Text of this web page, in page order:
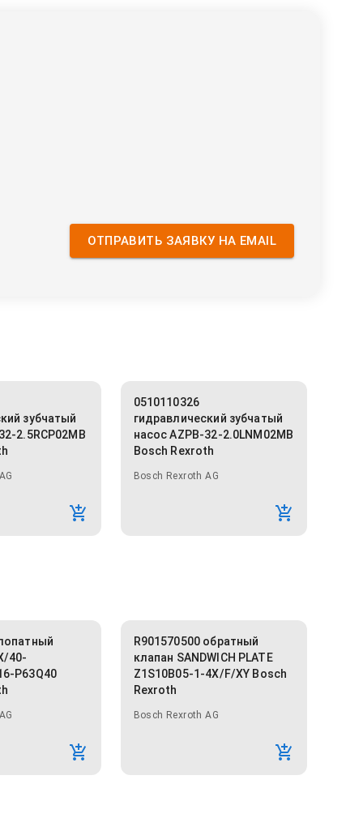
ОТПРАВИТЬ ЗАЯВКУ НА EMAIL
зубчатый
2.5RCP02MB
0510110326
гидравлический зубчатый
насос AZPB-32-2.0LNM02MB
Bosch Rexroth
Bosch Rexroth AG
40-
P63Q40
R901570500 обратный
клапан SANDWICH PLATE
Z1S10B05-1-4X/F/XY Bosch
Rexroth
Bosch Rexroth AG